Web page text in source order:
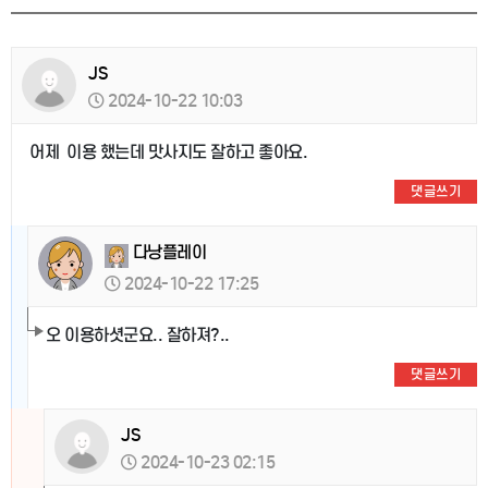
JS
2024-10-22 10:03
어제 이용 했는데 맛사지도 잘하고 좋아요.
댓글쓰기
다낭플레이
2024-10-22 17:25
오 이용하셧군요.. 잘하져?..
댓글쓰기
JS
2024-10-23 02:15